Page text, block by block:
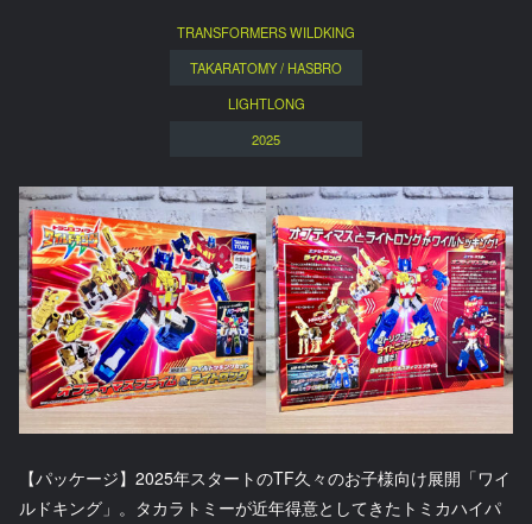
TRANSFORMERS WILDKING
TAKARATOMY / HASBRO
LIGHTLONG
2025
【パッケージ】2025年スタートのTF久々のお子様向け展開「ワイ
ルドキング」。タカラトミーが近年得意としてきたトミカハイパ